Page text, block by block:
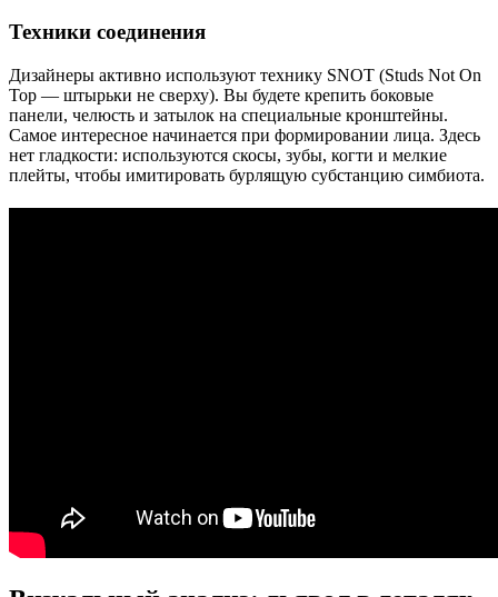
Техники соединения
Дизайнеры активно используют технику SNOT (Studs Not On
Top — штырьки не сверху). Вы будете крепить боковые
панели, челюсть и затылок на специальные кронштейны.
Самое интересное начинается при формировании лица. Здесь
нет гладкости: используются скосы, зубы, когти и мелкие
плейты, чтобы имитировать бурлящую субстанцию симбиота.